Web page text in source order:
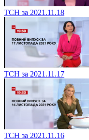
ТСН за 2021.11.18
ТСН за 2021.11.17
ТСН за 2021.11.16